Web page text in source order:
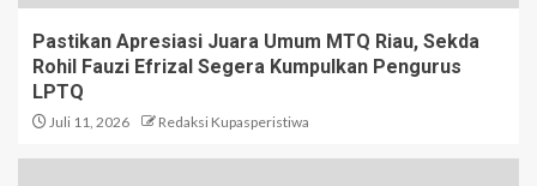
Pastikan Apresiasi Juara Umum MTQ Riau, Sekda
Rohil Fauzi Efrizal Segera Kumpulkan Pengurus
LPTQ
Juli 11, 2026 Redaksi Kupasperistiwa